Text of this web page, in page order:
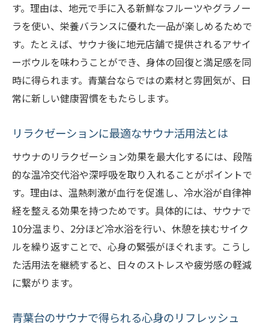
サウナとアサイーボウルで整える体と心
青葉台で話題のサウナ習慣の取り入れ方
アサイーボウルがサウナ後におすすめな理
由
心身のバランスを保つ食事とリラクゼーシ
ョン
青葉台で人気の健康管理法を徹底解説
アサイーボウルが叶えるサウナ後のリカバ
リー
青葉台の自然と共に楽しむアサイーボウル時間
自然と一緒に味わうアサイーボウルの魅力
青葉台の緑に囲まれた癒しの過ごし方
サウナ体験とアサイーボウルの相乗効果
リラクゼーションにぴったりの食事提案
心も体も満たされる青葉台の健康習慣
自然派志向に人気のアサイーボウルを紹介
す。理由は、地元で手に入る新鮮なフルーツやグラノー
ラを使い、栄養バランスに優れた一品が楽しめるためで
す。たとえば、サウナ後に地元店舗で提供されるアサイ
ーボウルを味わうことができ、身体の回復と満足感を同
時に得られます。青葉台ならではの素材と雰囲気が、日
常に新しい健康習慣をもたらします。
リラクゼーションに最適なサウナ活用法とは
サウナのリラクゼーション効果を最大化するには、段階
的な温冷交代浴や深呼吸を取り入れることがポイントで
す。理由は、温熱刺激が血行を促進し、冷水浴が自律神
経を整える効果を持つためです。具体的には、サウナで
10分温まり、2分ほど冷水浴を行い、休憩を挟むサイク
ルを繰り返すことで、心身の緊張がほぐれます。こうし
た活用法を継続すると、日々のストレスや疲労感の軽減
に繋がります。
青葉台のサウナで得られる心身のリフレッシュ